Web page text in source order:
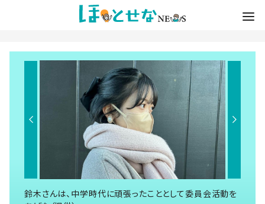
鈴木さんは、中学時代に頑張ったこととして委員会活動を